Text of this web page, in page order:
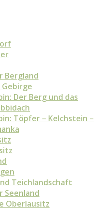
Bergland
Der Berg und das
Töpfer – Kelchstein –
Teichlandschaft
Seenland
Oberlausitz